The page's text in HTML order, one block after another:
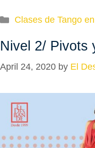
Categories
Clases de Tango
Nivel 2/ Pivots
April 24, 2020 by El